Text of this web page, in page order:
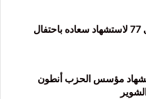
منفذية عكار في القومي تحيي الذكرى 77 لاستشهاد سعاده باحتفال
مؤسس الحزب أنطون